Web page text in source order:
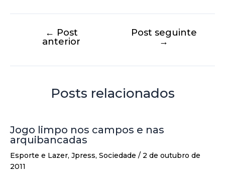
← Post
anterior
Post seguinte
→
Posts relacionados
Jogo limpo nos campos e nas
arquibancadas
Esporte e Lazer, Jpress, Sociedade / 2 de outubro de
2011